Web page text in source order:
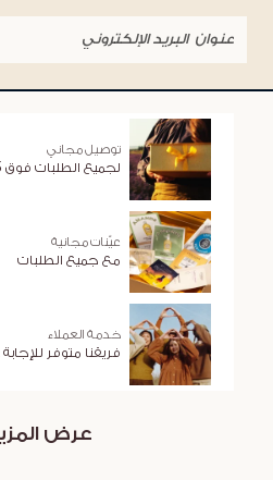
توصيل مجاني
لجميع الطلبات فوق 25 د.ك
عيّنات مجانية
مع جميع الطلبات
خدمة العملاء
فريقنا متوفر
عرض